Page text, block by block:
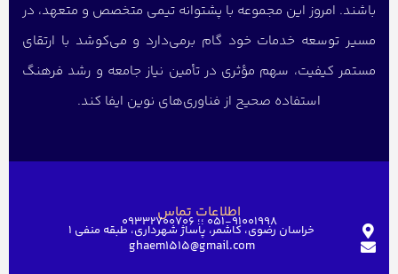
باشند. امروز این مجموعه با پشتوانه تیمی متخصص و متعهد، در
مسیر توسعه خدمات خود گام برمی‌دارد و می‌کوشد با ارتقای
مستمر کیفیت، سهم مؤثری در تأمین نیاز جامعه و رشد فرهنگ
استفاده صحیح از فناوری‌های نوین ایفا کند.
اطلاعات تماس051-91001998 ؛؛ 09332700706
خراسان رضوی، کاشمر، پاساژ شهرداری، طبقه منفی ۱
ghaem1515@gmail.com